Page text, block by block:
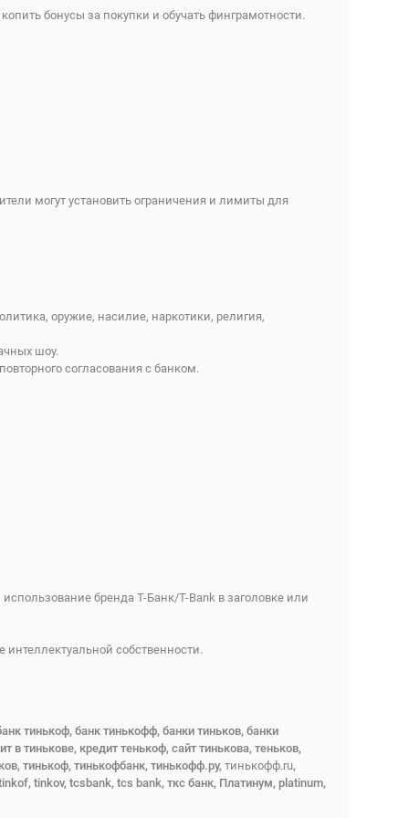
бонусы за покупки и обучать финграмотности.
могут установить ограничения и лимиты для
оружие, насилие, наркотики, религия,
шоу.
согласования с банком.
бренда Т-Банк/T-Bank в заголовке или
собственности.
тинькоф, банк тинькофф, банки тиньков, банки
тинькове, кредит тенькоф, сайт тинькова, теньков,
тинькоф, тинькофбанк, тинькофф.ру, тинькофф.ru,
tinkov, tcsbank, tcs bank, ткс банк, Платинум, platinum,